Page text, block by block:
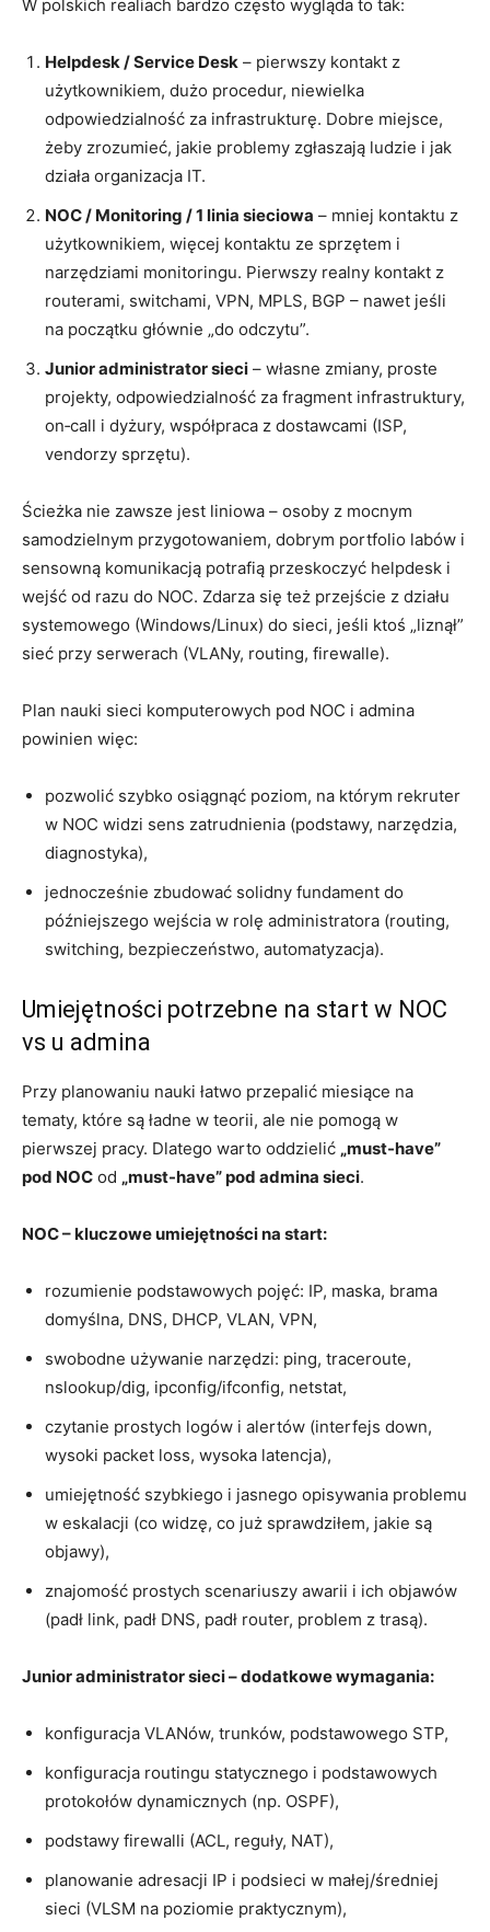
W polskich realiach bardzo często wygląda to tak:
Helpdesk / Service Desk – pierwszy kontakt z
użytkownikiem, dużo procedur, niewielka
odpowiedzialność za infrastrukturę. Dobre miejsce,
żeby zrozumieć, jakie problemy zgłaszają ludzie i jak
działa organizacja IT.
NOC / Monitoring / 1 linia sieciowa – mniej kontaktu z
użytkownikiem, więcej kontaktu ze sprzętem i
narzędziami monitoringu. Pierwszy realny kontakt z
routerami, switchami, VPN, MPLS, BGP – nawet jeśli
na początku głównie „do odczytu”.
Junior administrator sieci – własne zmiany, proste
projekty, odpowiedzialność za fragment infrastruktury,
on‑call i dyżury, współpraca z dostawcami (ISP,
vendorzy sprzętu).
Ścieżka nie zawsze jest liniowa – osoby z mocnym
samodzielnym przygotowaniem, dobrym portfolio labów i
sensowną komunikacją potrafią przeskoczyć helpdesk i
wejść od razu do NOC. Zdarza się też przejście z działu
systemowego (Windows/Linux) do sieci, jeśli ktoś „liznął”
sieć przy serwerach (VLANy, routing, firewalle).
Plan nauki sieci komputerowych pod NOC i admina
powinien więc:
pozwolić szybko osiągnąć poziom, na którym rekruter
w NOC widzi sens zatrudnienia (podstawy, narzędzia,
diagnostyka),
jednocześnie zbudować solidny fundament do
późniejszego wejścia w rolę administratora (routing,
switching, bezpieczeństwo, automatyzacja).
Umiejętności potrzebne na start w NOC
vs u admina
Przy planowaniu nauki łatwo przepalić miesiące na
tematy, które są ładne w teorii, ale nie pomogą w
pierwszej pracy. Dlatego warto oddzielić „must-have”
pod NOC od „must-have” pod admina sieci.
NOC – kluczowe umiejętności na start:
rozumienie podstawowych pojęć: IP, maska, brama
domyślna, DNS, DHCP, VLAN, VPN,
swobodne używanie narzędzi: ping, traceroute,
nslookup/dig, ipconfig/ifconfig, netstat,
czytanie prostych logów i alertów (interfejs down,
wysoki packet loss, wysoka latencja),
umiejętność szybkiego i jasnego opisywania problemu
w eskalacji (co widzę, co już sprawdziłem, jakie są
objawy),
znajomość prostych scenariuszy awarii i ich objawów
(padł link, padł DNS, padł router, problem z trasą).
Junior administrator sieci – dodatkowe wymagania:
konfiguracja VLANów, trunków, podstawowego STP,
konfiguracja routingu statycznego i podstawowych
protokołów dynamicznych (np. OSPF),
podstawy firewalli (ACL, reguły, NAT),
planowanie adresacji IP i podsieci w małej/średniej
sieci (VLSM na poziomie praktycznym),